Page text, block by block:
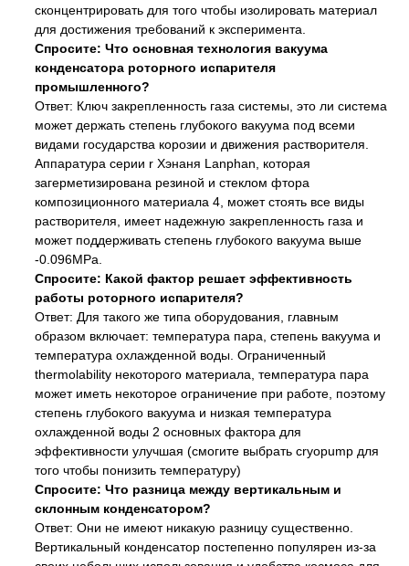
сконцентрировать для того чтобы изолировать материал
для достижения требований к эксперимента.
Спросите: Что основная технология вакуума
конденсатора роторного испарителя
промышленного?
Ответ: Ключ закрепленность газа системы, это ли система
может держать степень глубокого вакуума под всеми
видами государства корозии и движения растворителя.
Аппаратура серии r Хэнаня Lanphan, которая
загерметизирована резиной и стеклом фтора
композиционного материала 4, может стоять все виды
растворителя, имеет надежную закрепленность газа и
может поддерживать степень глубокого вакуума выше
-0.096MPa.
Спросите: Какой фактор решает эффективность
работы роторного испарителя?
Ответ: Для такого же типа оборудования, главным
образом включает: температура пара, степень вакуума и
температура охлажденной воды. Ограниченный
thermolability некоторого материала, температура пара
может иметь некоторое ограничение при работе, поэтому
степень глубокого вакуума и низкая температура
охлажденной воды 2 основных фактора для
эффективности улучшая (смогите выбрать cryopump для
того чтобы понизить температуру)
Спросите: Что разница между вертикальным и
склонным конденсатором?
Ответ: Они не имеют никакую разницу существенно.
Вертикальный конденсатор постепенно популярен из-за